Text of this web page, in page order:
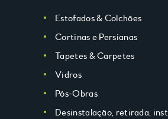
Estofados & Colchões
Cortinas e Persianas
Tapetes & Carpetes
Vidros
Pós-Obras
Desinstalação, retirada,